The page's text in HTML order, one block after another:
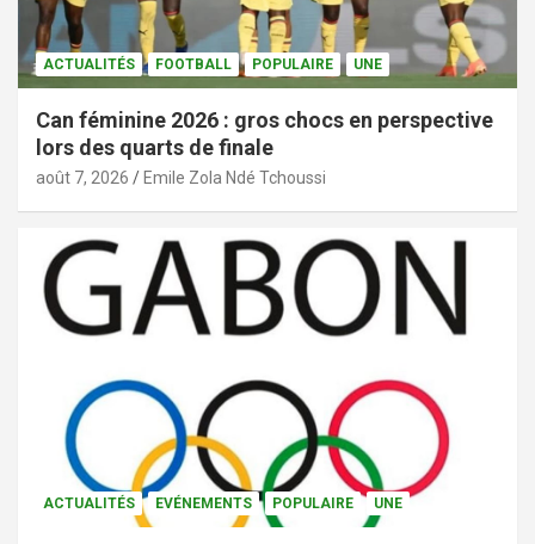
ACTUALITÉS FOOTBALL POPULAIRE UNE
Can féminine 2026 : gros chocs en perspective
lors des quarts de finale
août 7, 2026 Emile Zola Ndé Tchoussi
ACTUALITÉS EVÉNEMENTS POPULAIRE UNE